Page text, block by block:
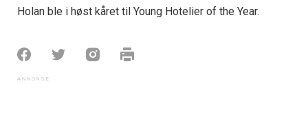
Holan ble i høst kåret til Young Hotelier of the Year.